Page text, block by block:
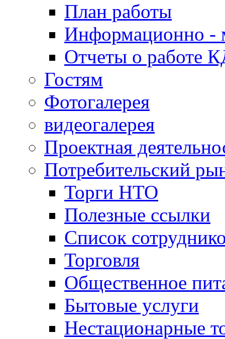
План работы
Информационно -
Отчеты о работе
Гостям
Фотогалерея
видеогалерея
Проектная
Потребительский
Торги НТО
Полезные ссылки
Список
Торговля
Общественное
Бытовые услуги
Нестационарные